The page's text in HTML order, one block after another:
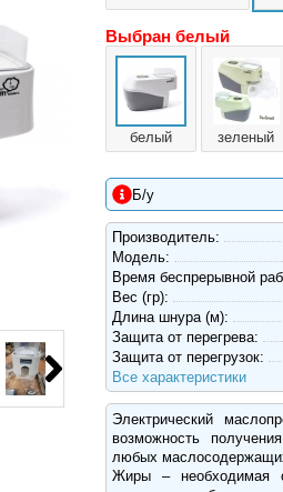
Выбран белый
белый зеленый
Б/у
Производитель:
Модель:
Время беспрерывной
Вес (гр):
Длина шнура (м):
Защита от перегрева:
Защита от перегрузок:
Все характеристики
Электрический
возможность
любых
Жиры – необходимая